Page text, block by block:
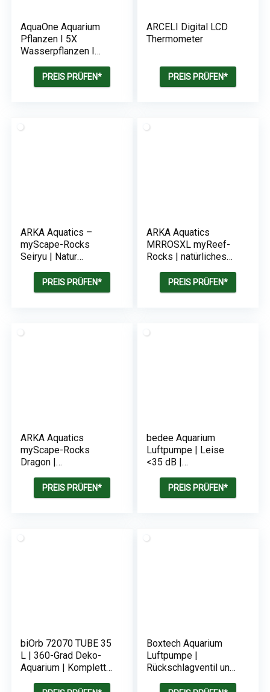
AquaOne Aquarium
Pflanzen I 5X
Wasserpflanzen I
Staurogyne,
Hemianthus, Bacopa,
PREIS PRÜFEN*
ARCELI Digital LCD
Thermometer
PREIS PRÜFEN*
ARKA Aquatics –
myScape-Rocks
Seiryu | Natur
Dekosteine für
Süßwasser Aquarium
PREIS PRÜFEN*
ARKA Aquatics
MRROSXL myReef-
Rocks | natürliches
Cichliden-Aquarien
geeignet | hochporös
PREIS PRÜFEN*
ARKA Aquatics
myScape-Rocks
Dragon |
natürliches Gestein |
Für
PREIS PRÜFEN*
bedee Aquarium
Luftpumpe | Leise
<35 dB |
Rückschlagventil | 1W
Sauerstoffpumpe |
PREIS PRÜFEN*
biOrb 72070 TUBE 35
L | 360-Grad Deko-
Aquarium | Komplett-
Boxtech Aquarium
Luftpumpe |
Rückschlagventil und